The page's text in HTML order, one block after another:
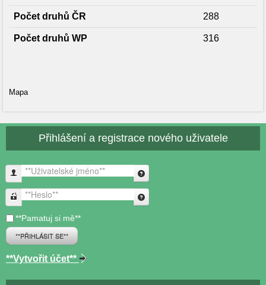
Počet druhů ČR 288
Počet druhů WP 316
Mapa
Přihlášení a registrace nového uživatele
**Uživatelské jméno**
**Heslo**
**Pamatuj si mě**
**PŘIHLÁSIT SE**
**Vytvořit účet**